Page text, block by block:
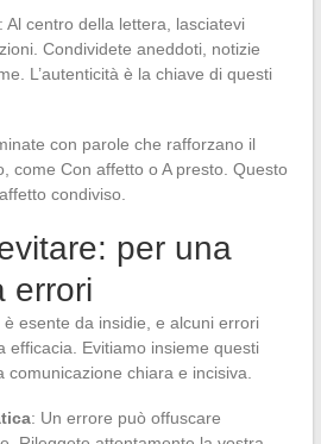
Al centro della lettera, lasciatevi
Condividete aneddoti, notizie
L’autenticità è la chiave di questi
con parole che rafforzano il
come Con affetto o A presto. Questo
condiviso.
per una
errori
esente da insidie, e alcuni errori
efficacia. Evitiamo insieme questi
chiara e incisiva.
: Un errore può offuscare